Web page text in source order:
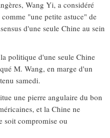
Wang Yi, a considéré
"une petite astuce" de
d'une seule Chine au sein
politique d'une seule Chine
M. Wang, en marge d'un
samedi.
une pierre angulaire du bon
et la Chine ne
soit compromise ou